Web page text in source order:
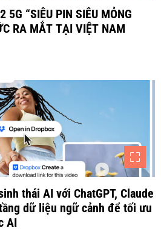
5G “SIÊU PIN SIÊU MỎNG
RA MẮT TẠI VIỆT NAM
thái AI với ChatGPT, Claude
dữ liệu ngữ cảnh để tối ưu
AI